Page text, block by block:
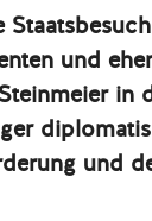
und
in
und